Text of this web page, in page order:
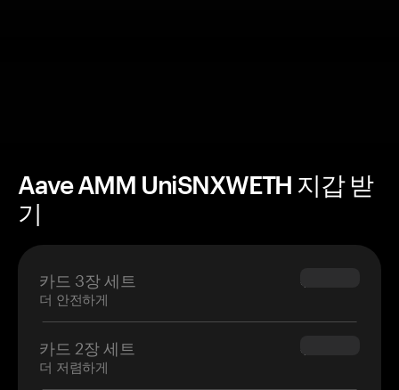
Aave AMM UniSNXWETH 지갑 받
기
카드 3장 세트
더 안전하게
$69.90
카드 2장 세트
더 저렴하게
$54.90